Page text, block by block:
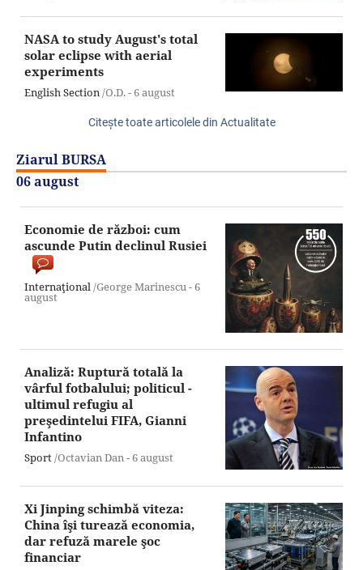
NASA to study August's total
solar eclipse with aerial
experiments
English Section/O.D. -6 august
Citeşte toate articolele din Actualitate
Ziarul BURSA
06 august
Economie de război: cum
ascunde Putin declinul Rusiei
Internaţional/George Marinescu -6
august
Analiză: Ruptură totală la
vârful fotbalului; politicul -
ultimul refugiu al
preşedintelui FIFA, Gianni
Infantino
Sport/Octavian Dan -6 august
Xi Jinping schimbă viteza:
China îşi turează economia,
dar refuză marele şoc
financiar